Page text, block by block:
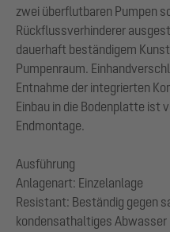
zwei überflutbaren Pumpen
Rückflussverhinderer
dauerhaft beständigem
Pumpenraum.
Entnahme der integrierten
Einbau in die Bodenplatte ist
Endmontage.
Ausführung
Anlagenart: Einzelanlage
Resistant: Beständig gegen
kondensathaltiges Abwasser